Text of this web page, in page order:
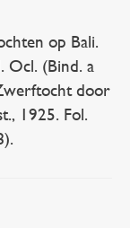
op Bali.
Ocl. (Bind. a
door
1925. Fol.